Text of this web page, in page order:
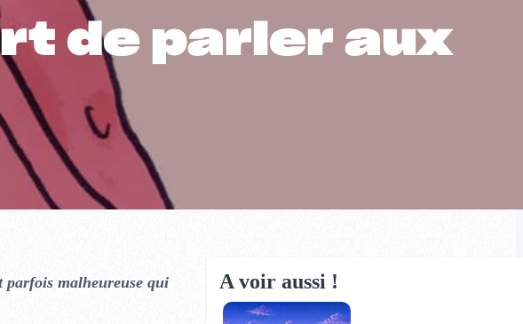
de parler aux
parfois malheureuse qui
A voir aussi !